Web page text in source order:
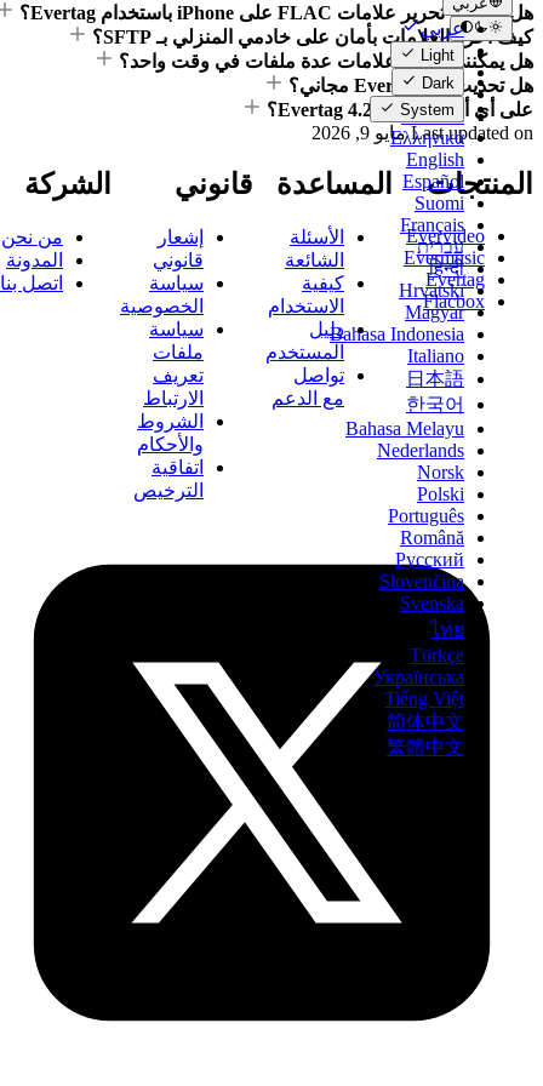
عربي
Català
Čeština
Dansk
Deutsch
Ελληνικά
English
Español
Suomi
Français
עברית
हिन्दी
Hrvatski
Magyar
Bahasa Indonesia
Italiano
日本語
한국어
Bahasa Melayu
Nederlands
Norsk
Polski
Português
Română
Русский
Slovenčina
Svenska
ไทย
Türkçe
Українська
Tiếng Việt
简体中文
繁體中文
Light
Dark
System
هل يمكنني تحرير علامات FLAC على iPhone باستخدام Evertag؟
كيف أحرر العلامات بأمان على خادمي المنزلي بـ SFTP؟
هل يمكنني تحرير علامات عدة ملفات في وقت واحد؟
هل تحديث Evertag 4.2 مجاني؟
على أي أجهزة يتوفر Evertag 4.2؟
Last updated on مايو 9, 2026
المنتجات
Evervideo
Evermusic
Evertag
Flacbox
المساعدة
الأسئلة
الشائعة
كيفية
الاستخدام
دليل
المستخدم
تواصل
مع الدعم
قانوني
إشعار
قانوني
سياسة
الخصوصية
سياسة
ملفات
تعريف
الارتباط
الشروط
والأحكام
اتفاقية
الترخيص
الشركة
من نحن
المدونة
اتصل بنا